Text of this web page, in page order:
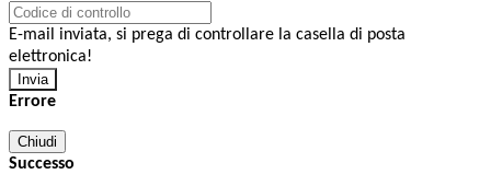
E-mail inviata, si prega di controllare la casella di posta
elettronica!
Errore
Chiudi
Successo